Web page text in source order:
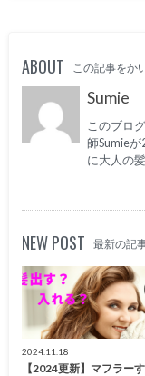
ABOUT この記事をか
Sumie
このブロ
師Sumie
に大人の
NEW POST 最新の記
2024.11.18
【2024更新】マフラー